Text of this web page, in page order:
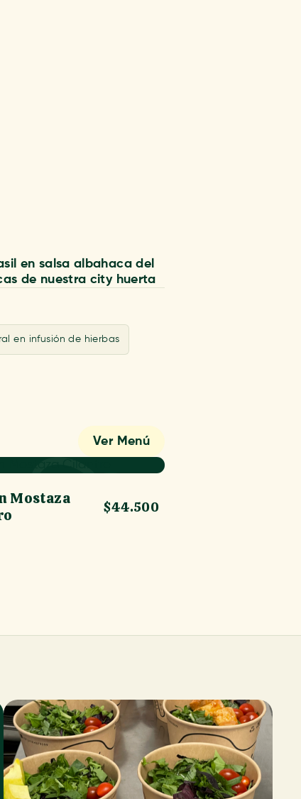
en salsa albahaca del
de nuestra city huerta
en infusión de hierbas
Ver Menú
Mostaza
$44.500